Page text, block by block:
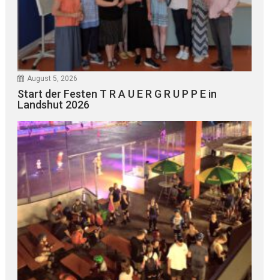
August 5, 2026
Start der Festen T R A U E R G R U P P E in
Landshut 2026